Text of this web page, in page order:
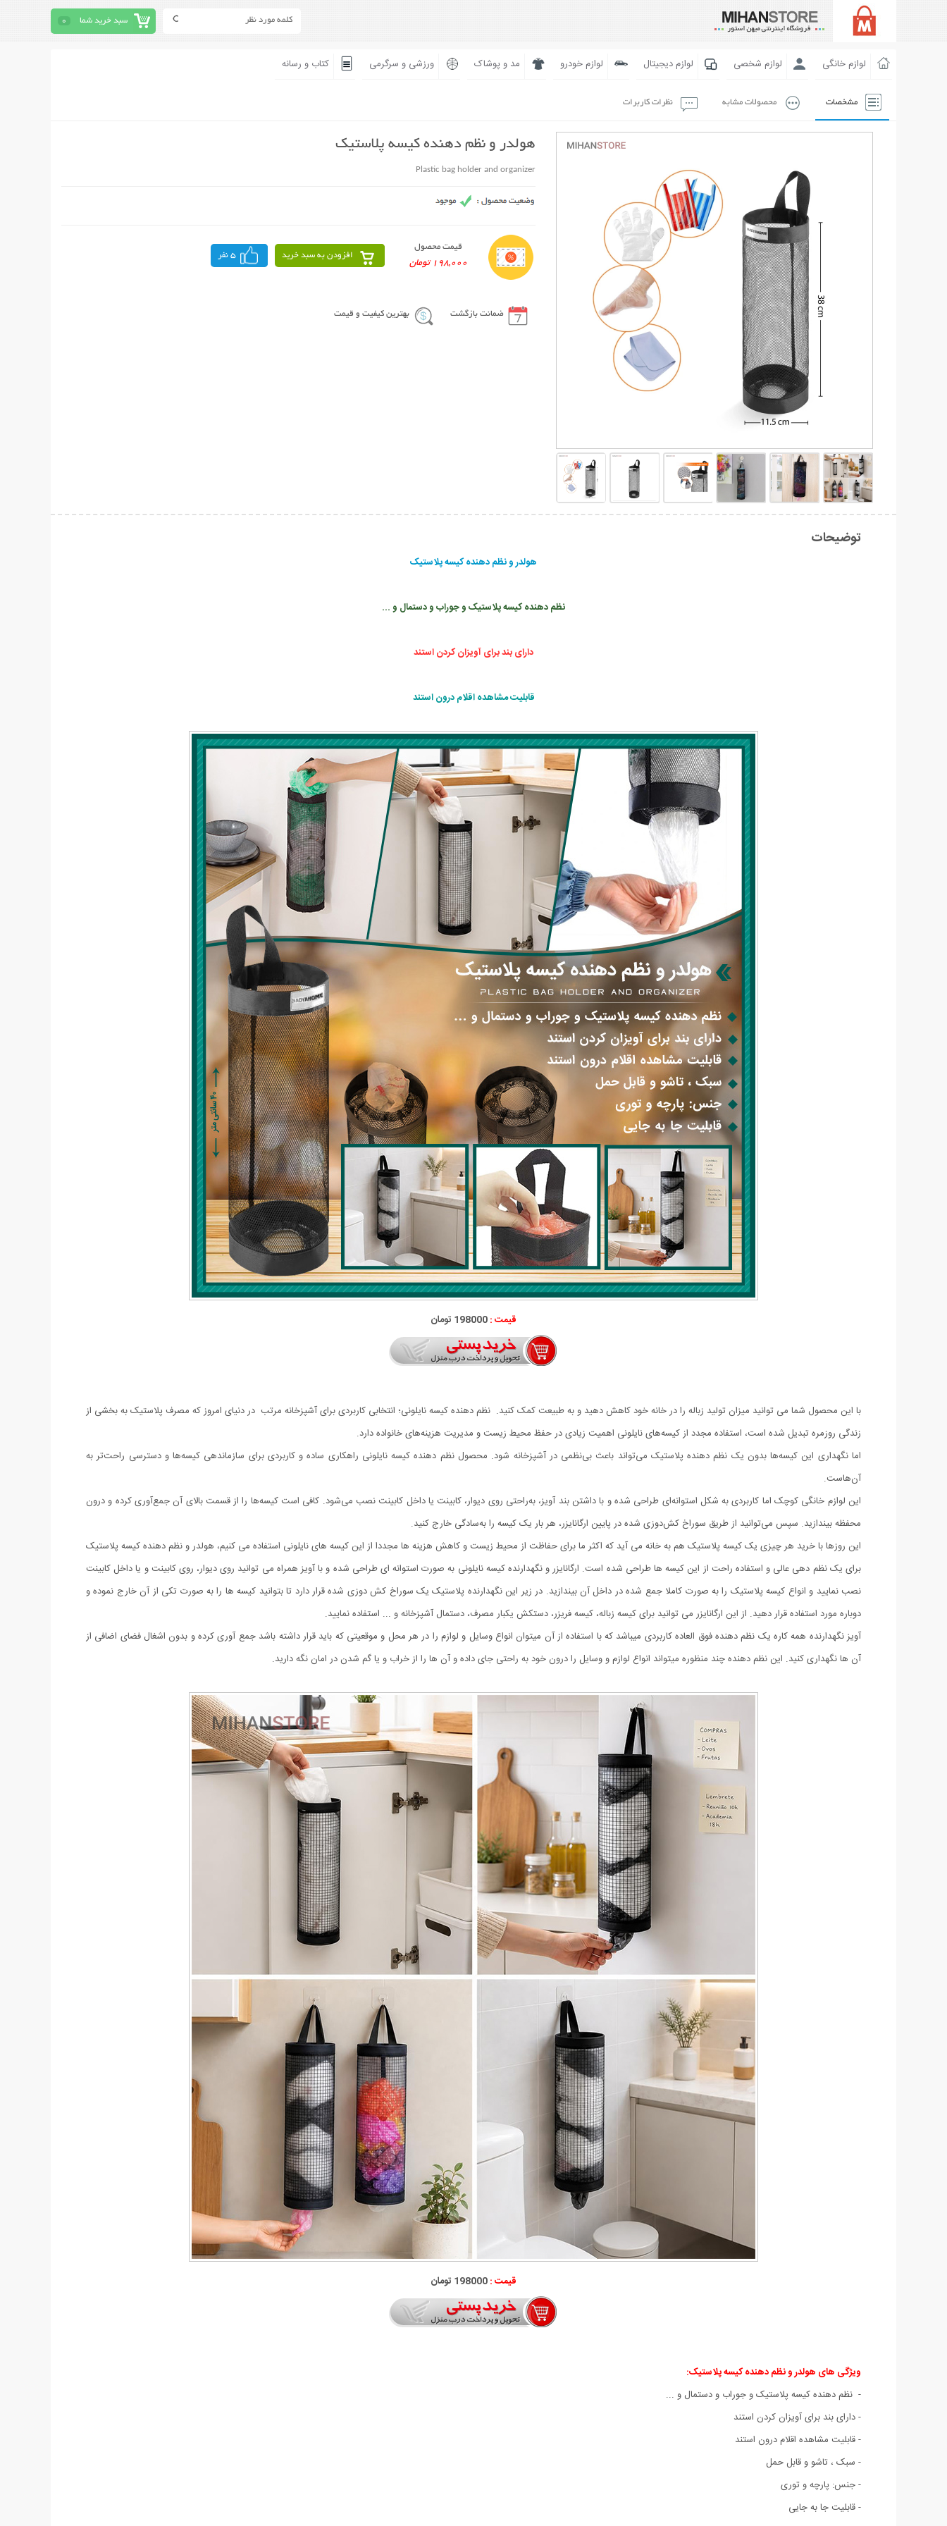
سبد خرید شما 0
لوازم خانگی لوازم شخصی لوازم دیجیتال لوازم خودرو مد و پوشاک ورزشی و سرگرمی کتاب و رسانه
مشخصات محصولات مشابه نظرات کاربرات
هولدر و نظم دهنده کیسه پلاستیک
Plastic bag holder and organizer
قیمت محصول
198,000 تومان
افزودن به سبد خرید 5 نفر
ضمانت بازگشت بهترین کیفیت و قیمت
توضیحات
هولدر و نظم دهنده کیسه پلاستیک
نظم دهنده کیسه پلاستیک و جوراب و دستمال و ...
دارای بند برای آویزان کردن استند
قابلیت مشاهده اقلام درون استند
قیمت :198000 تومان
با این محصول شما می توانید میزان تولید زباله را در خانه خود کاهش دهید و به طبیعت کمک کنید. نظم دهنده کیسه نایلونی؛ انتخابی کاربردی برای آشپزخانه مرتب در دنیای امروز که مصرف پلاستیک به بخشی از
زندگی روزمره تبدیل شده است، استفاده مجدد از کیسه‌های نایلونی اهمیت زیادی در حفظ محیط زیست و مدیریت هزینه‌های خانواده دارد.
اما نگهداری این کیسه‌ها بدون یک نظم دهنده پلاستیک می‌تواند باعث بی‌نظمی در آشپزخانه شود. محصول نظم دهنده کیسه نایلونی راهکاری ساده و کاربردی برای سازماندهی کیسه‌ها و دسترسی راحت‌تر به
آن‌هاست.
این لوازم خانگی کوچک اما کاربردی به شکل استوانه‌ای طراحی شده و با داشتن بند آویز، به‌راحتی روی دیوار، کابینت یا داخل کابینت نصب می‌شود. کافی است کیسه‌ها را از قسمت بالای آن جمع‌آوری کرده و درون
محفظه بیندازید. سپس می‌توانید از طریق سوراخ کش‌دوزی شده در پایین ارگانایزر، هر بار یک کیسه را به‌سادگی خارج کنید.
این روزها با خرید هر چیزی یک کیسه پلاستیک هم به خانه می آید که اکثر ما برای حفاظت از محیط زیست و کاهش هزینه ها مجددا از این کیسه های نایلونی استفاده می کنیم، هولدر و نظم دهنده کیسه پلاستیک
برای یک نظم دهی عالی و استفاده راحت از این کیسه ها طراحی شده است. ارگانایزر و نگهدارنده کیسه نایلونی به صورت استوانه ای طراحی شده و با آویز همراه می توانید روی دیوار، روی کابینت و یا داخل کابینت
نصب نمایید و انواع کیسه پلاستیک را به صورت کاملا جمع شده در داخل آن بیندازید. در زیر این نگهدارنده پلاستیک یک سوراخ کش دوزی شده قرار دارد تا بتوانید کیسه ها را به صورت تکی از آن خارج نموده و
دوباره مورد استفاده قرار دهید. از این ارگانایزر می توانید برای کیسه زباله، کیسه فریزر، دستکش یکبار مصرف، دستمال آشپزخانه و ... استفاده نمایید.
آویز نگهدارنده همه کاره یک نظم دهنده فوق العاده کاربردی میباشد که با استفاده از آن میتوان انواع وسایل و لوازم را در هر محل و موقعیتی که باید قرار داشته باشد جمع آوری کرده و بدون اشغال فضای اضافی از
آن ها نگهداری کنید. این نظم دهنده چند منظوره میتواند انواع لوازم و وسایل را درون خود به راحتی جای داده و آن ها را از خراب و یا گم شدن در امان نگه دارید.
قیمت :198000 تومان
ویژگی های هولدر و نظم دهنده کیسه پلاستیک:
- نظم دهنده کیسه پلاستیک و جوراب و دستمال و ...
- دارای بند برای آویزان کردن استند
- قابلیت مشاهده اقلام درون استند
- سبک ، تاشو و قابل حمل
- جنس: پارچه و توری
- قابلیت جا به جایی